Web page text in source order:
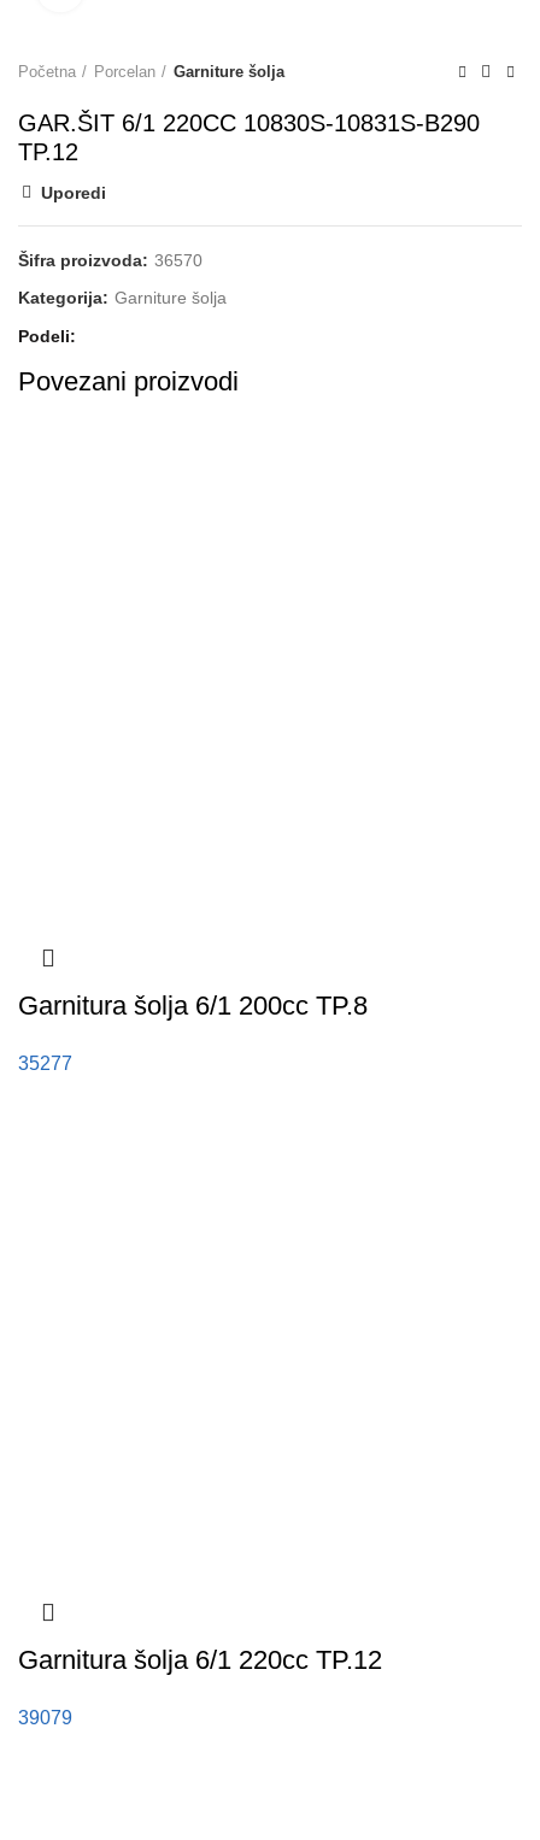
Početna Porcelan Garniture šolja
GAR.ŠIT 6/1 220CC 10830S-10831S-B290
TP.12
Uporedi
Šifra proizvoda: 36570
Kategorija: Garniture šolja
Podeli
Povezani proizvodi
Garnitura šolja 6/1 200cc TP.8
35277
Garnitura šolja 6/1 220cc TP.12
39079